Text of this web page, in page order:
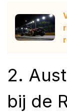
2.
bij de